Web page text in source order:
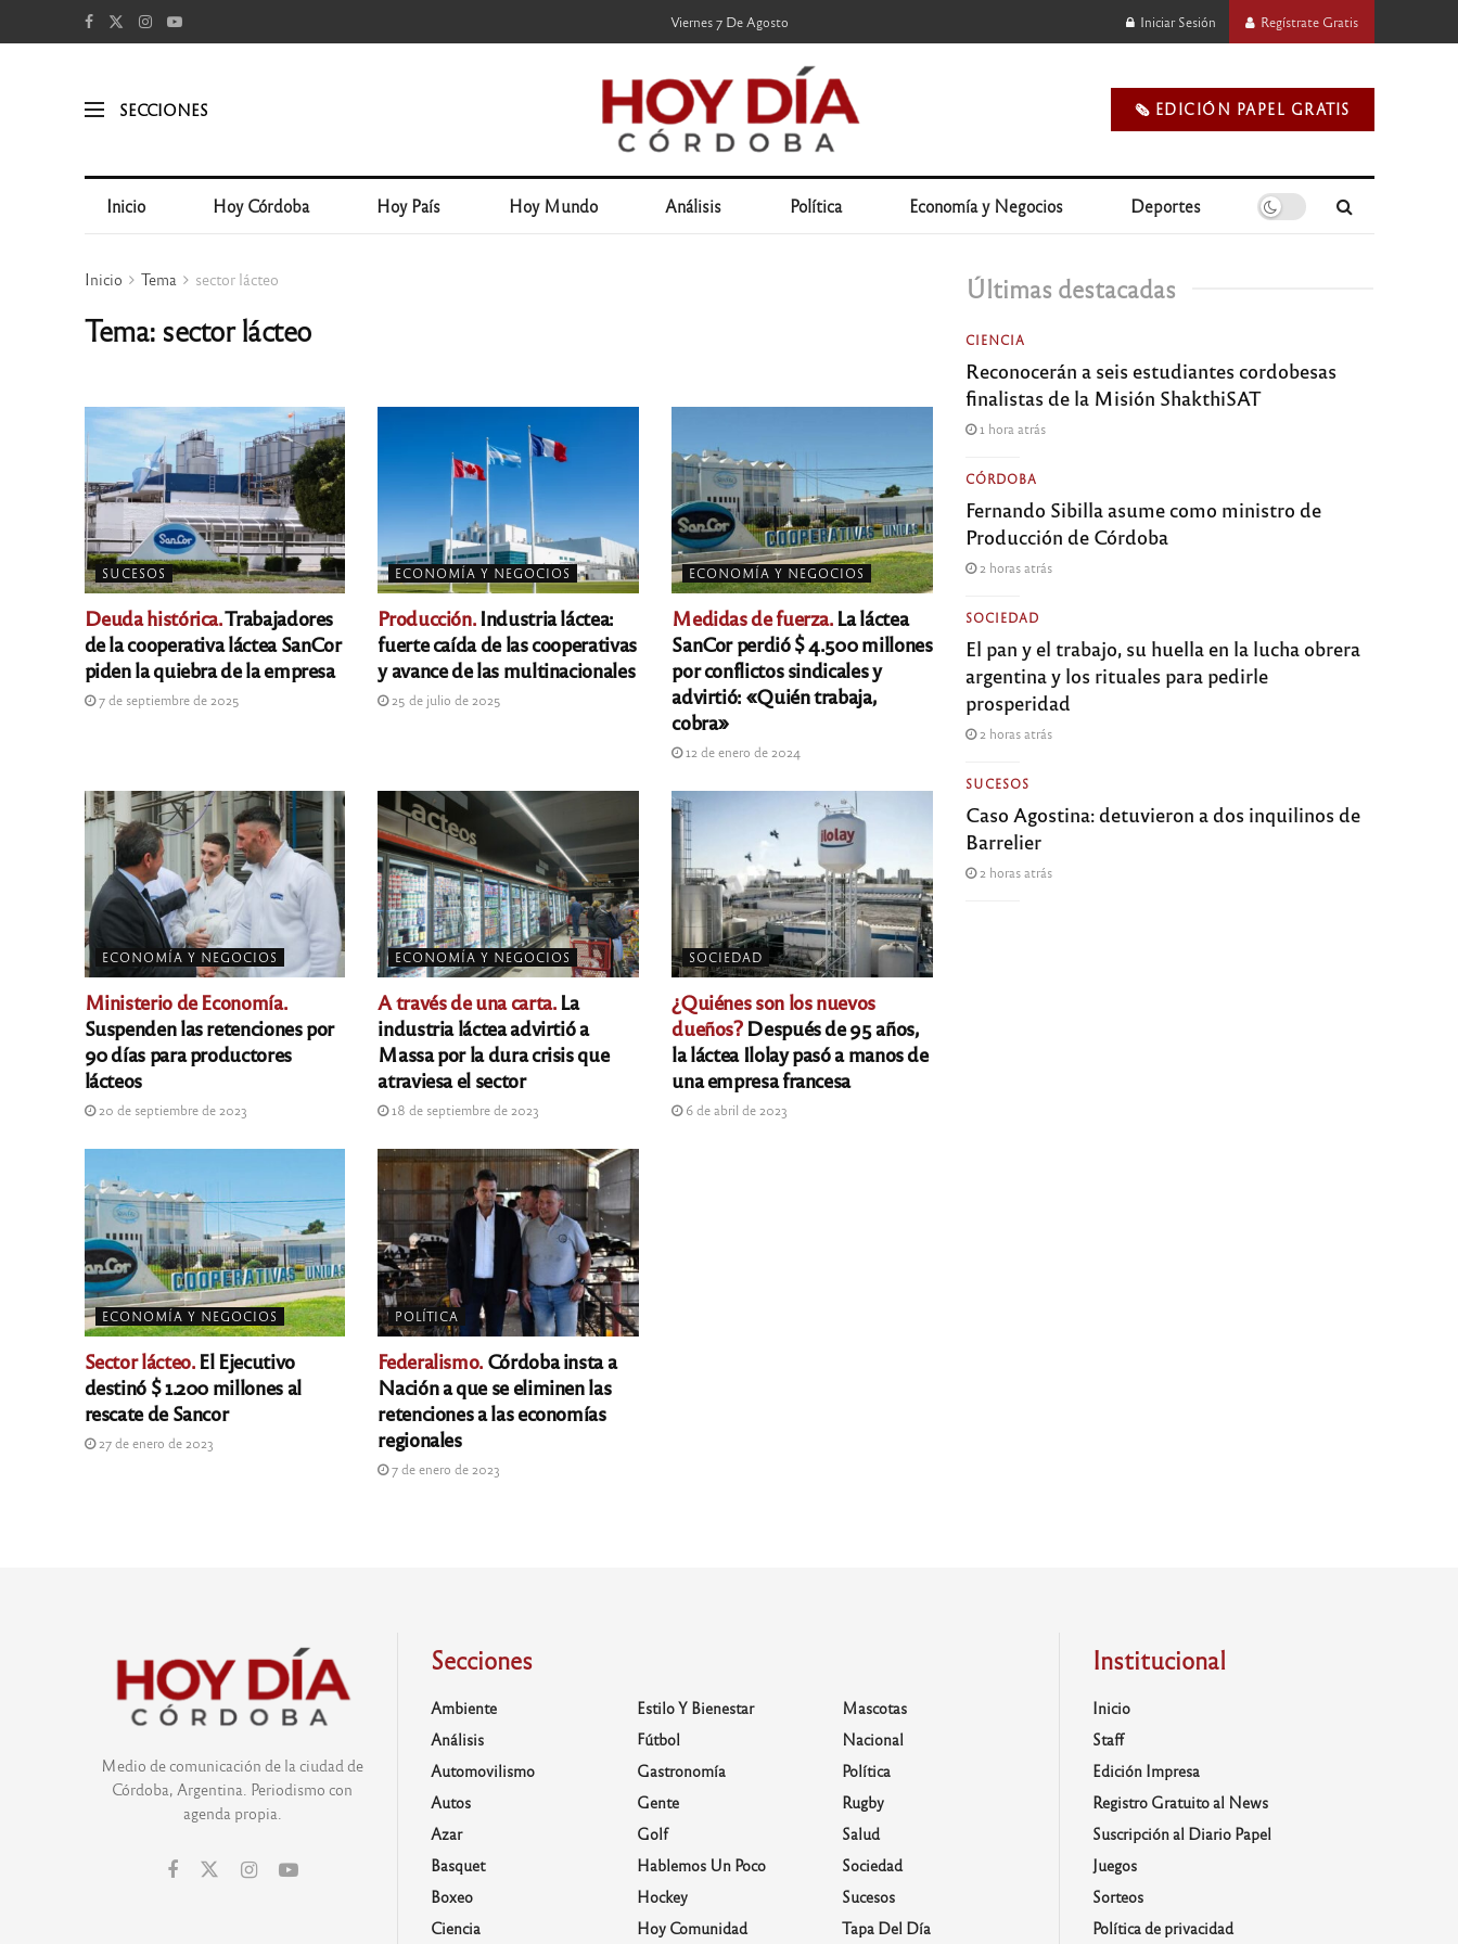
Viernes 7 De Agosto Iniciar Sesión Regístrate Gratis
SECCIONES 🗞️ EDICIÓN PAPEL GRATIS
Inicio Hoy Córdoba Hoy País Hoy Mundo Análisis Política Economía y Negocios Deportes
Inicio Tema sector lácteo
Tema: sector lácteo
SUCESOS
Deuda histórica.Trabajadores
de la cooperativa láctea SanCor
piden la quiebra de la empresa
7 de septiembre de 2025
ECONOMÍA Y NEGOCIOS
Producción.Industria láctea:
fuerte caída de las cooperativas
y avance de las multinacionales
25 de julio de 2025
ECONOMÍA Y NEGOCIOS
Medidas de fuerza.La láctea
SanCor perdió $ 4.500 millones
por conflictos sindicales y
advirtió: «Quién trabaja,
cobra»
12 de enero de 2024
ECONOMÍA Y NEGOCIOS
Ministerio de Economía.
Suspenden las retenciones por
90 días para productores
lácteos
20 de septiembre de 2023
ECONOMÍA Y NEGOCIOS
A través de una carta.La
industria láctea advirtió a
Massa por la dura crisis que
atraviesa el sector
18 de septiembre de 2023
SOCIEDAD
¿Quiénes son los nuevos
dueños?Después de 95 años,
la láctea Ilolay pasó a manos de
una empresa francesa
6 de abril de 2023
ECONOMÍA Y NEGOCIOS
Sector lácteo.El Ejecutivo
destinó $ 1.200 millones al
rescate de Sancor
27 de enero de 2023
POLÍTICA
Federalismo. Córdoba insta a
Nación a que se eliminen las
retenciones a las economías
regionales
7 de enero de 2023
Últimas destacadas
CIENCIA
Reconocerán a seis estudiantes cordobesas
finalistas de la Misión ShakthiSAT
1 hora atrás
CÓRDOBA
Fernando Sibilla asume como ministro de
Producción de Córdoba
2 horas atrás
SOCIEDAD
El pan y el trabajo, su huella en la lucha obrera
argentina y los rituales para pedirle
prosperidad
2 horas atrás
SUCESOS
Caso Agostina: detuvieron a dos inquilinos de
Barrelier
2 horas atrás
Medio de comunicación de la ciudad de
Córdoba, Argentina. Periodismo con
agenda propia.
Secciones
Ambiente
Análisis
Automovilismo
Autos
Azar
Basquet
Boxeo
Ciencia
Estilo Y Bienestar
Fútbol
Gastronomía
Gente
Golf
Hablemos Un Poco
Hockey
Hoy Comunidad
Mascotas
Nacional
Política
Rugby
Salud
Sociedad
Sucesos
Tapa Del Día
Institucional
Inicio
Staff
Edición Impresa
Registro Gratuito al News
Suscripción al Diario Papel
Juegos
Sorteos
Política de privacidad